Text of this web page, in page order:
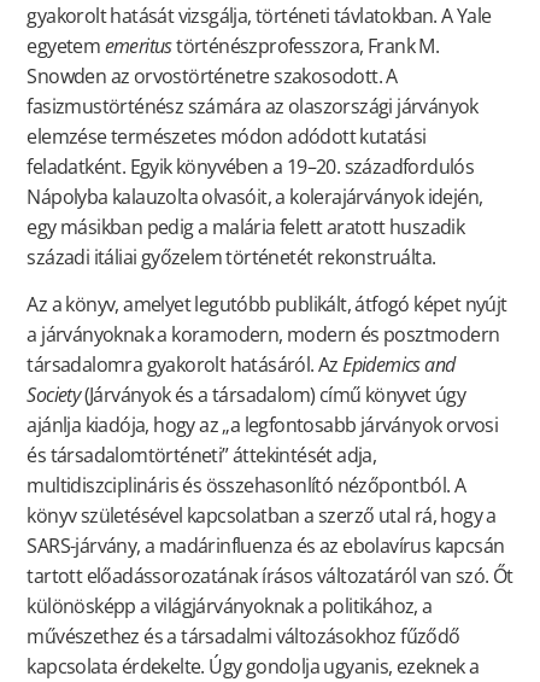
gyakorolt hatását vizsgálja, történeti távlatokban. A Yale
egyetememeritustörténészprofesszora, Frank M.
Snowden az orvostörténetre szakosodott. A
fasizmustörténész számára az olaszországi járványok
elemzése természetes módon adódott kutatási
feladatként. Egyik könyvében a 19–20. századfordulós
Nápolyba kalauzolta olvasóit, a kolerajárványok idején,
egy másikban pedig a malária felett aratott huszadik
századi itáliai győzelem történetét rekonstruálta.
Az a könyv, amelyet legutóbb publikált, átfogó képet nyújt
a járványoknak a koramodern, modern és posztmodern
társadalomra gyakorolt hatásáról. AzEpidemics and
Society(Járványok és a társadalom) című könyvet úgy
ajánlja kiadója, hogy az „a legfontosabb járványok orvosi
és társadalomtörténeti” áttekintését adja,
multidiszciplináris és összehasonlító nézőpontból. A
könyv születésével kapcsolatban a szerző utal rá, hogy a
SARS-járvány, a madárinfluenza és az ebolavírus kapcsán
tartott előadássorozatának írásos változatáról van szó. Őt
különösképp a világjárványoknak a politikához, a
művészethez és a társadalmi változásokhoz fűződő
kapcsolata érdekelte. Úgy gondolja ugyanis, ezeknek a